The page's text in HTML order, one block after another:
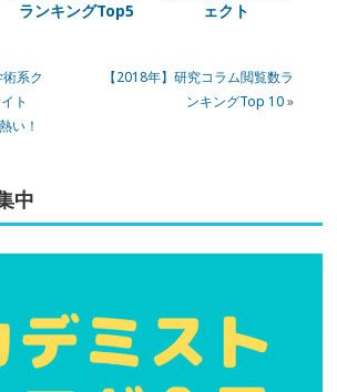
ランキングTop5
ェクト
系ク
ト
い！
【2018年】研究コラム閲覧数ラ
ンキングTop 10»
中